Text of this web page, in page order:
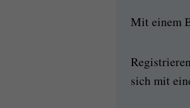
Mit einem
sich mit